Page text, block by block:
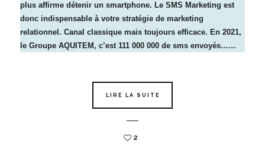
plus affirme détenir un smartphone. Le SMS Marketing est
donc indispensable à votre stratégie de marketing
relationnel. Canal classique mais toujours efficace. En 2021,
le Groupe AQUITEM, c’est 111 000 000 de sms envoyés……
LIRE LA SUITE
2